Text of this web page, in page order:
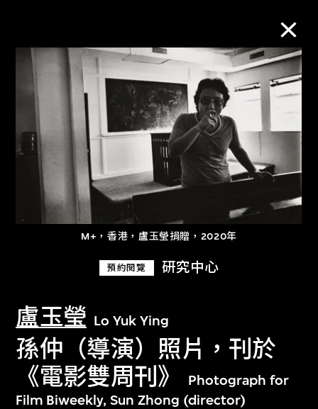
M+，香港，盧玉瑩捐贈，2020年
預約閱覽 研究中心
盧玉瑩 Lo Yuk Ying
孫仲（導演）照片，刊於
《電影雙周刊》
Photograph for
Film Biweekly, Sun Zhong (director)
M+藏品
進一步篩選 搜索
關於M+藏品
探索世界頂級的二十及二十一世紀視覺